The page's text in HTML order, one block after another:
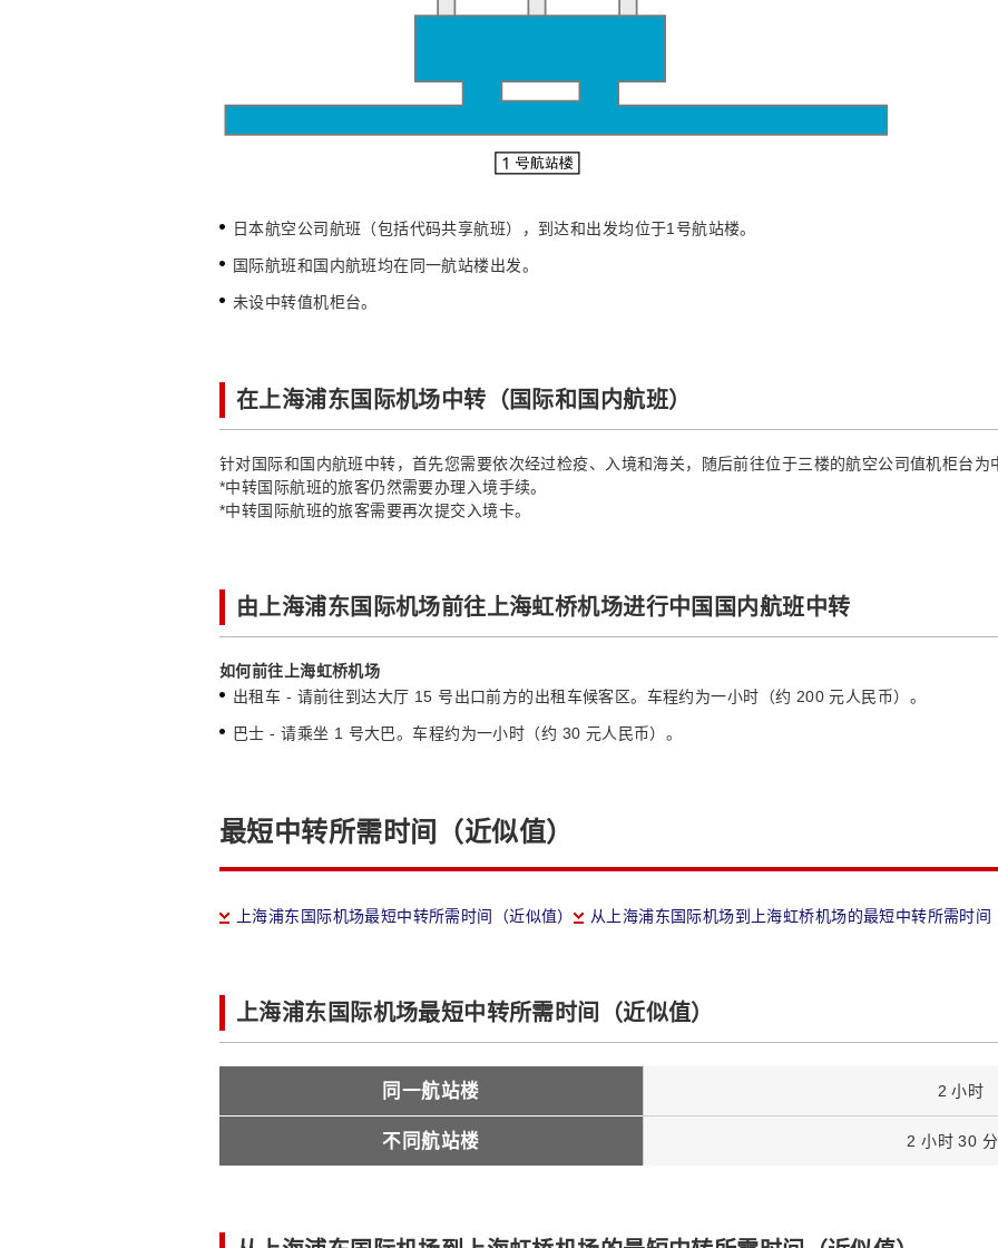
日本航空公司航班（包括代码共享航班），到达和出发均位于1号航站楼。
国际航班和国内航班均在同一航站楼出发。
未设中转值机柜台。
在上海浦东国际机场中转（国际和国内航班）
针对国际和国内航班中转，首先您需要依次经过检疫、入境和海关，随后前往位于三楼的航空公司值机柜台为
*中转国际航班的旅客仍然需要办理入境手续。
*中转国际航班的旅客需要再次提交入境卡。
由上海浦东国际机场前往上海虹桥机场进行中国国内航班中转
如何前往上海虹桥机场
出租车 - 请前往到达大厅 15 号出口前方的出租车候客区。车程约为一小时（约 200 元人民币）。
巴士 - 请乘坐 1 号大巴。车程约为一小时（约 30 元人民币）。
最短中转所需时间（近似值）
上海浦东国际机场最短中转所需时间（近似值） 从上海浦东国际机场到上海虹桥机场的最短中转所需时间
上海浦东国际机场最短中转所需时间（近似值）
同一航站楼 2 小时
不同航站楼 2 小时 30